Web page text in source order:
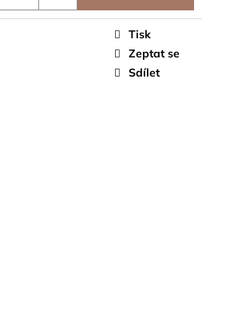
Tisk
Zeptat se
Sdílet